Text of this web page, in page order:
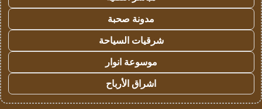
مدونة صحبة
شرقيات السياحة
موسوعة انوار
اشراق الأرباح